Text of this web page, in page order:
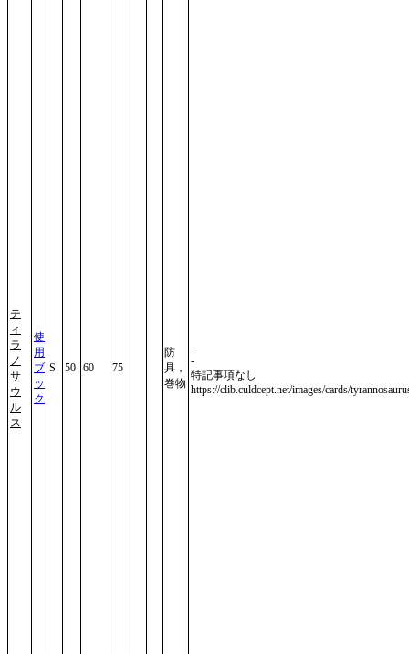
テ
ィ
ラ
ノ
サ
ウ
ル
ス
使
用
ブ
ッ
ク
S 50 60 75
防
具，
巻物
-
-
特記事項なし
https://clib.culdcept.net/images/cards/